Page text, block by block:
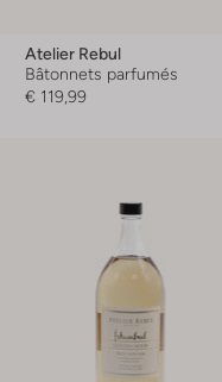
Atelier Rebul
Bâtonnets parfumés
€ 119,99